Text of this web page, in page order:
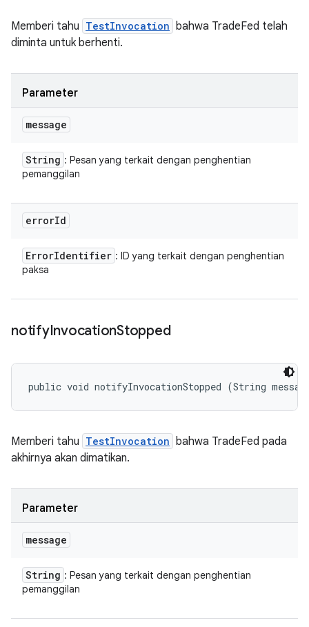
Memberi tahu TestInvocation bahwa TradeFed telah
diminta untuk berhenti.
Parameter
message
String : Pesan yang terkait dengan penghentian
pemanggilan
errorId
ErrorIdentifier : ID yang terkait dengan penghentian
paksa
notifyInvocationStopped
public void notifyInvocationStopped (String
Memberi tahu TestInvocation bahwa TradeFed pada
akhirnya akan dimatikan.
Parameter
message
String : Pesan yang terkait dengan penghentian
pemanggilan